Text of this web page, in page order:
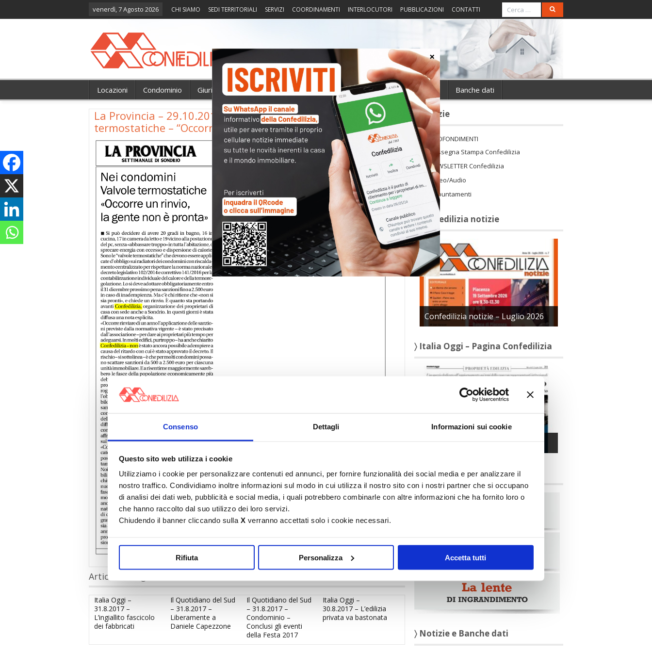
Consenso Dettagli Informazioni sui cookie
Questo sito web utilizza i cookie
Utilizziamo i cookie per personalizzare contenuti ed annunci, per fornire funzionalità dei social media e per analizzare il
nostro traffico. Condividiamo inoltre informazioni sul modo in cui utilizza il nostro sito con i nostri partner che si occupano
di analisi dei dati web, pubblicità e social media, i quali potrebbero combinarle con altre informazioni che ha fornito loro o
che hanno raccolto dal suo utilizzo dei loro servizi.
Chiudendo il banner cliccando sulla X verranno accettati solo i cookie necessari.
Rifiuta Personalizza Accetta tutti
venerdì, 7 Agosto 2026 CHI SIAMO SEDI TERRITORIALI SERVIZI COORDINAMENTI INTERLOCUTORI PUBBLICAZIONI CONTATTI
Locazioni Condominio Giurisprudenza Fisco Portierato Intorno alla casa Notizie Banche dati
La Provincia – 29.10.2016 – Nei condomini valvole
termostatiche – “Occorre un rinvio, la gente non è pronta”
Articoli collegati
Italia Oggi –
31.8.2017 –
L’ingiallito fascicolo
dei fabbricati
Il Quotidiano del Sud
– 31.8.2017 –
Liberamente a
Daniele Capezzone
Il Quotidiano del Sud
– 31.8.2017 –
Condominio –
Conclusi gli eventi
della Festa 2017
Italia Oggi –
30.8.2017 – L’edilizia
privata va bastonata
〉 Notizie
APPROFONDIMENTI
Rassegna Stampa Confedilizia
NEWSLETTER Confedilizia
Video/Audio
Appuntamenti
〉 Confedilizia notizie
Confedilizia notizie – Luglio 2026
〉 Italia Oggi – Pagina Confedilizia
〉 Rubriche
〉 Notizie e Banche dati